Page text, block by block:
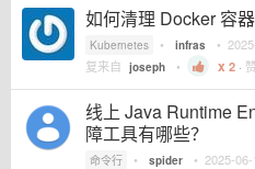
如何清理 Docker 容器
Kubernetes • infras •
复来自 joseph • 2 ·
线上 Java Runtime
障工具有哪些？
命令行 • spider • 2025-